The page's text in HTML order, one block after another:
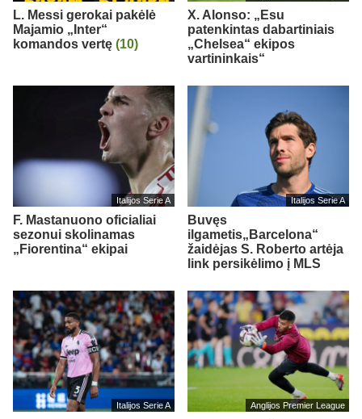
L. Messi gerokai pakėlė
Majamio „Inter“
komandos vertę (10)
X. Alonso: „Esu
patenkintas dabartiniais
„Chelsea“ ekipos
vartininkais“
Italijos Serie A
F. Mastanuono oficialiai
sezonui skolinamas
„Fiorentina“ ekipai
Italijos Serie A
Buvęs
ilgametis„Barcelona“
žaidėjas S. Roberto artėja
link persikėlimo į MLS
Italijos Serie A Anglijos Premier League